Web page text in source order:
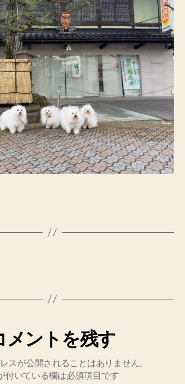
メントを残す
スが公開されることはありません。
付いている欄は必須項目です